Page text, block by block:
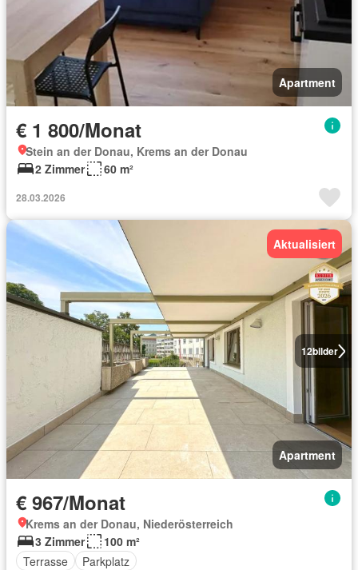
Apartment
€ 1 800/Monat
Stein an der Donau, Krems an der Donau
2 Zimmer
60 m²
28.03.2026
12bilder
Aktualisiert
Apartment
€ 967/Monat
Krems an der Donau, Niederösterreich
3 Zimmer
100 m²
Terrasse
Parkplatz